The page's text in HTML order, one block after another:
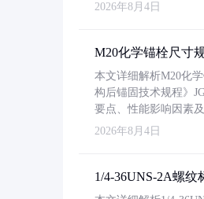
2026年8月4日
M20化学锚栓尺寸
本文详细解析M20化
构后锚固技术规程》
要点、性能影响因素
2026年8月4日
1/4-36UNS-2A螺纹